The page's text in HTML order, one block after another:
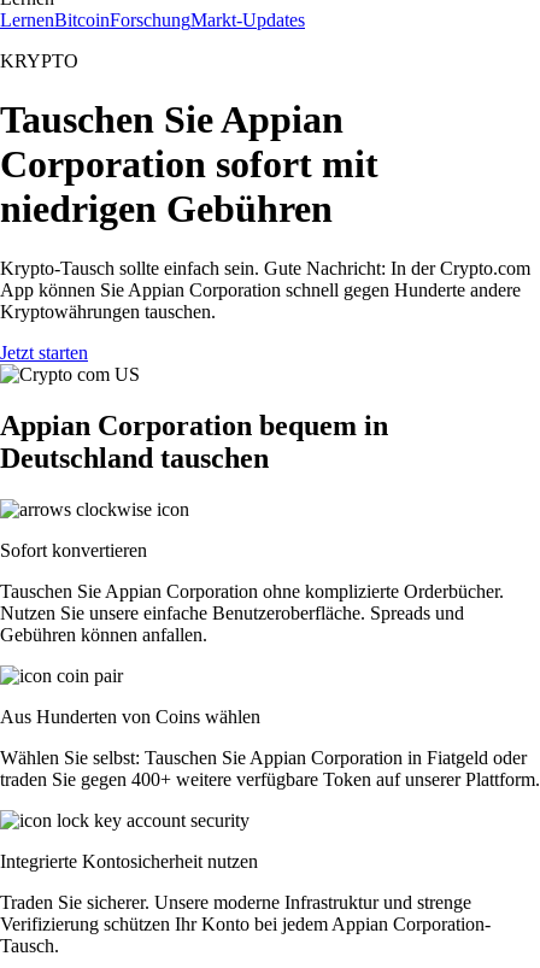
LernenBitcoinForschungMarkt-Updates
KRYPTO
Tauschen Sie Appian
Corporation sofort mit
niedrigen Gebühren
Krypto-Tausch sollte einfach sein. Gute Nachricht: In der Crypto.com
App können Sie Appian Corporation schnell gegen Hunderte andere
Kryptowährungen tauschen.
Jetzt starten
Appian Corporation bequem in
Deutschland tauschen
Sofort konvertieren
Tauschen Sie Appian Corporation ohne komplizierte Orderbücher.
Nutzen Sie unsere einfache Benutzeroberfläche. Spreads und
Gebühren können anfallen.
Aus Hunderten von Coins wählen
Wählen Sie selbst: Tauschen Sie Appian Corporation in Fiatgeld oder
traden Sie gegen 400+ weitere verfügbare Token auf unserer Plattform.
Integrierte Kontosicherheit nutzen
Traden Sie sicherer. Unsere moderne Infrastruktur und strenge
Verifizierung schützen Ihr Konto bei jedem Appian Corporation-
Tausch.